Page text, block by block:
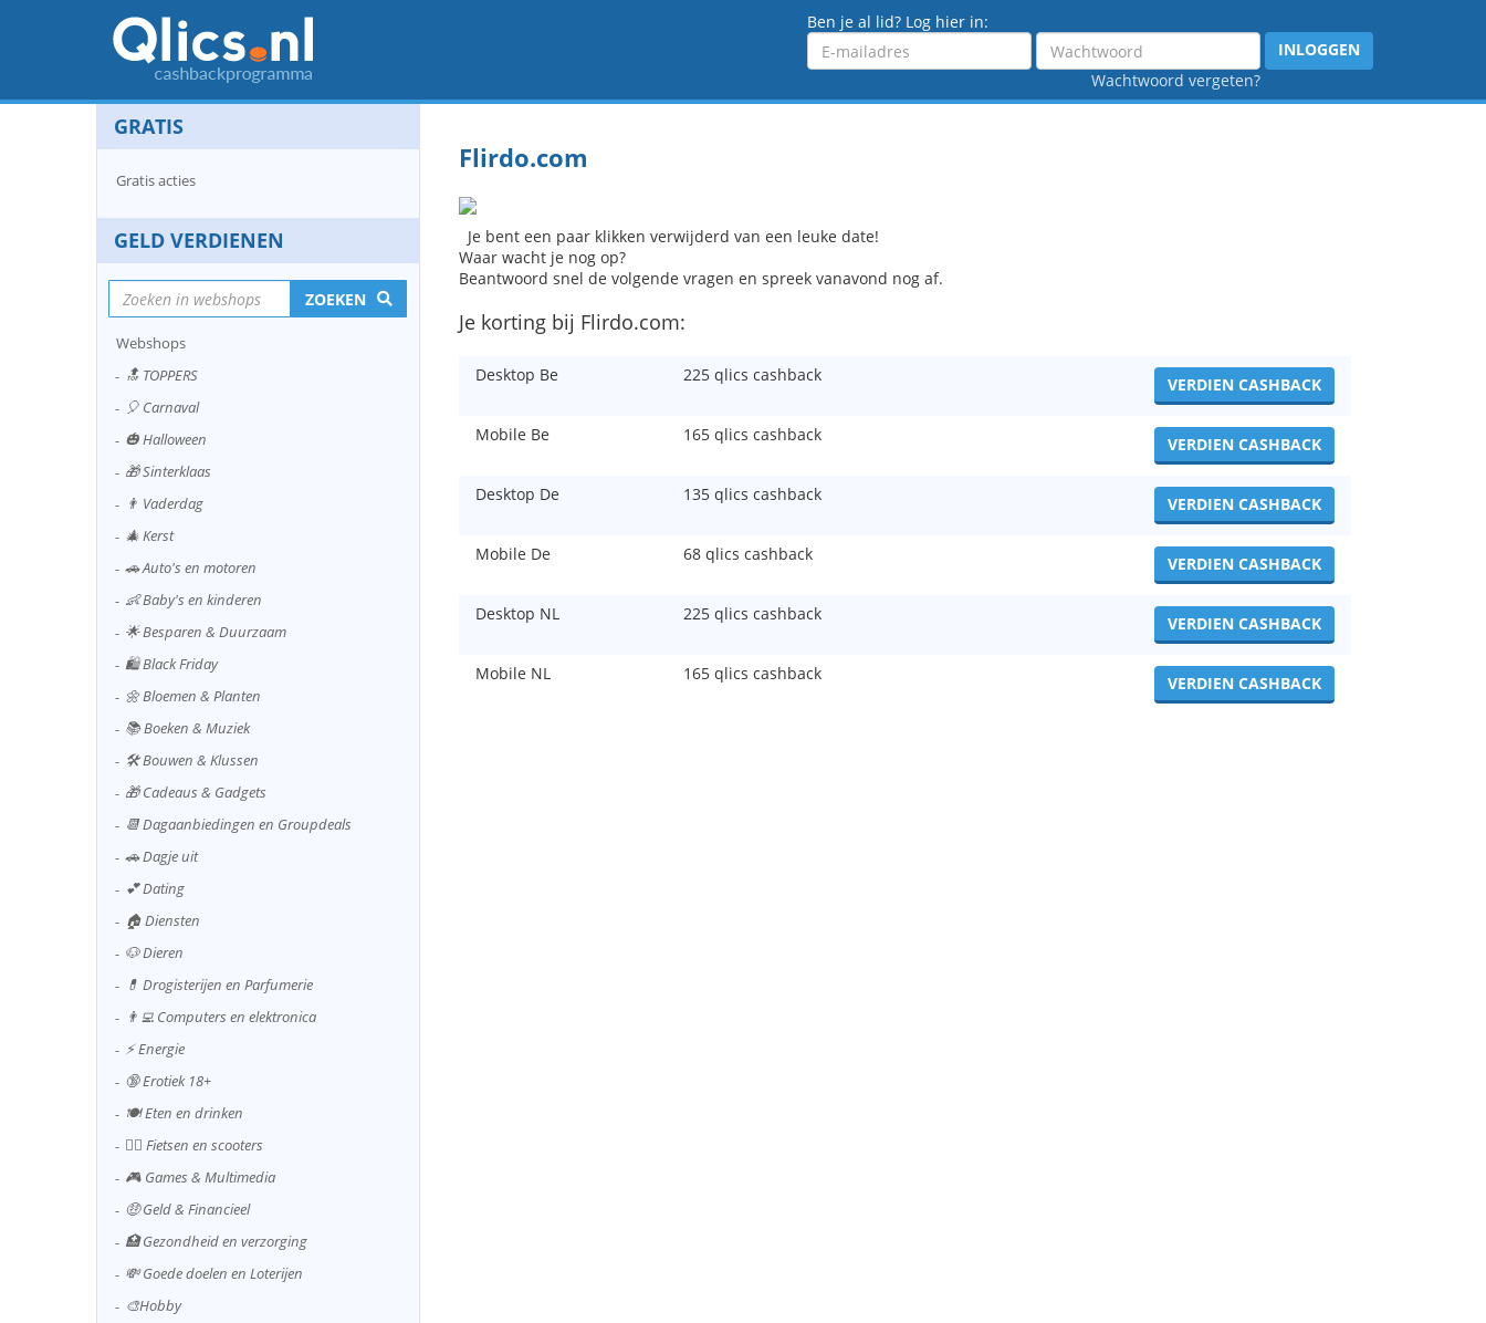
Ben je al lid? Log hier in:
Emailadres
Wachtwoord
Wachtwoord vergeten?
INLOGGEN
Flirdo.com
Je bent een paar klikken verwijderd van een leuke date!
Waar wacht je nog op?
Beantwoord snel de volgende vragen en spreek vanavond nog af.
Je korting bij Flirdo.com:
Desktop Be 225 qlics cashback VERDIEN CASHBACK
Mobile Be 165 qlics cashback VERDIEN CASHBACK
Desktop De 135 qlics cashback VERDIEN CASHBACK
Mobile De 68 qlics cashback VERDIEN CASHBACK
Desktop NL 225 qlics cashback VERDIEN CASHBACK
Mobile NL 165 qlics cashback VERDIEN CASHBACK
GRATIS
Gratis acties
GELD VERDIENEN
ZOEKEN
Webshops
🔝 TOPPERS
🎈 Carnaval
🎃 Halloween
🎁 Sinterklaas
👨 Vaderdag
🎄 Kerst
🚗 Auto's en motoren
👶 Baby's en kinderen
🌟 Besparen & Duurzaam
🛍️ Black Friday
🌼 Bloemen & Planten
📚 Boeken & Muziek
🛠️ Bouwen & Klussen
🎁 Cadeaus & Gadgets
📆 Dagaanbiedingen en Groupdeals
🚗 Dagje uit
💕 Dating
🏠 Diensten
🐶 Dieren
💊 Drogisterijen en Parfumerie
👨‍💻 Computers en elektronica
⚡ Energie
🔞 Erotiek 18+
🍽️ Eten en drinken
🚴‍♂️ Fietsen en scooters
🎮 Games & Multimedia
🤑 Geld & Financieel
🏥 Gezondheid en verzorging
💸 Goede doelen en Loterijen
🎨Hobby